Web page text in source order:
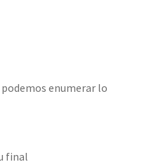
enumerar lo
final